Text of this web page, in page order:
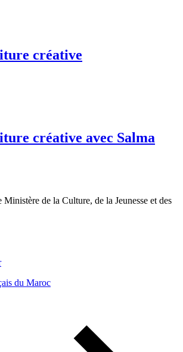
créative
créative avec Salma
Ministère de la Culture, de la Jeunesse et des
du Maroc